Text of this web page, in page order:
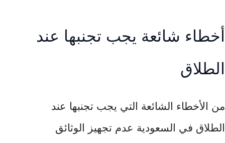
أخطاء شائعة يجب تجنبها عند
الطلاق
من الأخطاء الشائعة التي يجب تجنبها عند
الطلاق في السعودية عدم تجهيز الوثائق